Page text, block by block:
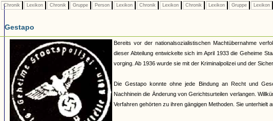
Chronik Lexikon Chronik Gruppe Person Lexikon Chronik Lexikon Chronik Lexikon Gruppe Lexikon
Gestapo
Bereits vor der nationalsozialistischen Machtübernahme
dieser Abteilung entwickelte sich im April 1933 die Geheime
vorging. Ab 1936 wurde sie mit der Kriminalpolizei und der
Die Gestapo konnte ohne jede Bindung an Recht und
Nachhinein die Änderung von Gerichtsurteilen verlangen.
Verfahren gehörten zu ihren gängigen Methoden. Sie unterhielt